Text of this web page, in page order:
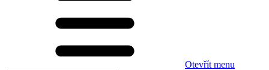
Otevřít menu